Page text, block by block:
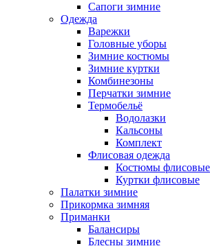
Сапоги зимние
Одежда
Варежки
Головные уборы
Зимние костюмы
Зимние куртки
Комбинезоны
Перчатки зимние
Термобельё
Водолазки
Кальсоны
Комплект
Флисовая одежда
Костюмы флисовые
Куртки флисовые
Палатки зимние
Прикормка зимняя
Приманки
Балансиры
Блесны зимние